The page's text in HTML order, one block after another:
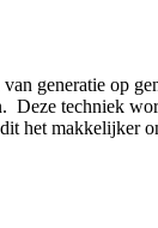
generatie op
Deze techniek
het makkelijker